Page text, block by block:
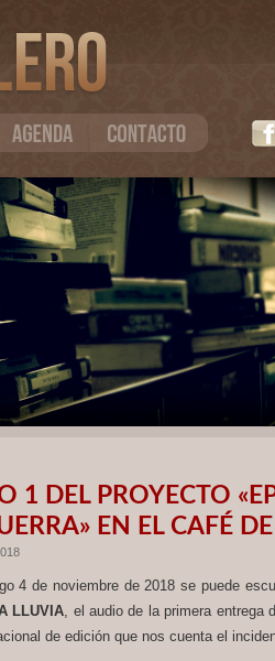
1 DEL PROYECTO
EN EL CAFÉ
4 de noviembre de 2018 se puede
LLUVIA, el audio de la primera entrega
de edición que nos cuenta el